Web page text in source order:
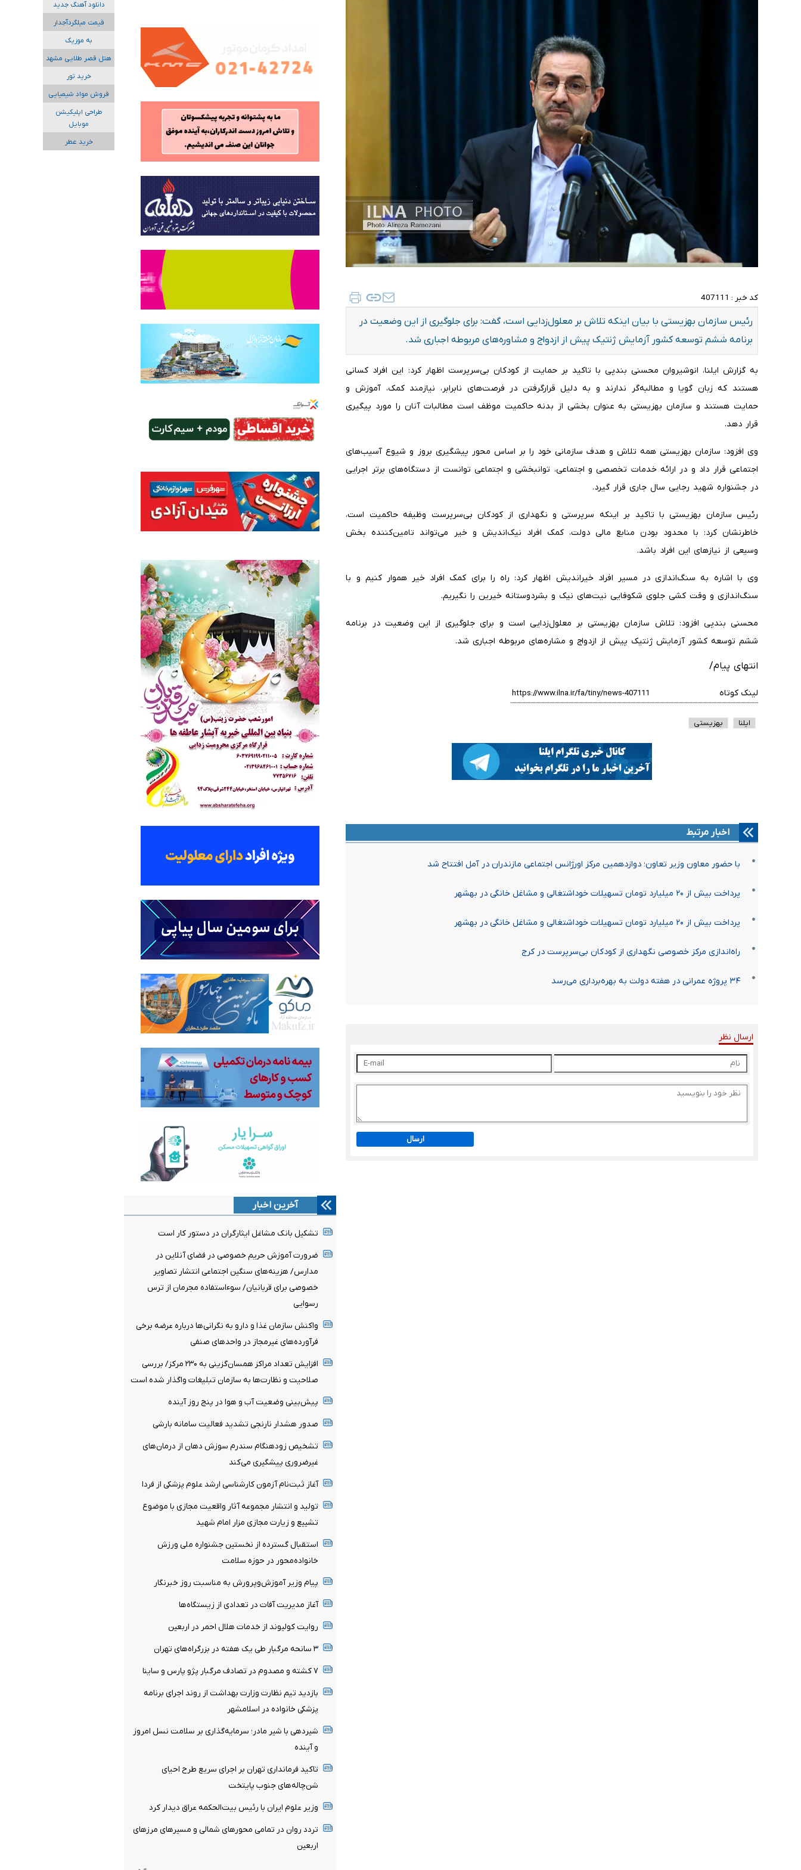
کد خبر : 407111
رئیس سازمان بهزیستی با بیان اینکه تلاش بر معلول‌زدایی است، گفت:‌ برای جلوگیری از این وضعیت در
برنامه ششم توسعه کشور آزمایش ژنتیک پیش از ازدواج و مشاوره‌های مربوطه اجباری شد.
به گزارش ایلنا، انوشیروان محسنی بندپی با تاکید بر حمایت از کودکان بی‌سرپرست اظهار کرد: این افراد کسانی
هستند که زبان گویا و مطالبه‌گر ندارند و به دلیل قرارگرفتن در فرصت‌های نابرابر، نیازمند کمک، آموزش و
حمایت هستند و سازمان بهزیستی به عنوان بخشی از بدنه حاکمیت موظف است مطالبات آنان را مورد پیگیری
قرار دهد.
وی افزود: سازمان بهزیستی همه تلاش و هدف سازمانی خود را بر اساس محور پیشگیری بروز و شیوع آسیب‌های
اجتماعی قرار داد و در ارائه خدمات تخصصی و اجتماعی، توانبخشی و اجتماعی توانست از دستگاه‌های برتر اجرایی
در جشنواره شهید رجایی سال جاری قرار گیرد.
رئیس سازمان بهزیستی با تاکید بر اینکه سرپرستی و نگهداری از کودکان بی‌سرپرست وظیفه حاکمیت است،
خاطرنشان کرد: با محدود بودن منابع مالی دولت، کمک افراد نیک‌اندیش و خیر می‌تواند تامین‌کننده بخش
وسیعی از نیازهای این افراد باشد.
وی با اشاره به سنگ‌اندازی در مسیر افراد خیراندیش اظهار کرد: راه را برای کمک افراد خیر هموار کنیم و با
سنگ‌اندازی و وقت کشی جلوی شکوفایی نیت‌های نیک و بشردوستانه خیرین را نگیریم.
محسنی بندپی افزود: تلاش سازمان بهزیستی بر معلول‌زدایی است و برای جلوگیری از این وضعیت در برنامه
ششم توسعه کشور آزمایش ژنتیک پیش از ازدواج و مشاره‌های مربوطه اجباری شد.
انتهای پیام/
لینک کوتاه
ایلنا بهزیستی
اخبار مرتبط
با حضور معاون وزیر تعاون؛ دوازدهمین مرکز اورژانس اجتماعی مازندران در آمل افتتاح شد
پرداخت بیش از ۲۰ میلیارد تومان تسهیلات خوداشتغالی و مشاغل خانگی در بهشهر
پرداخت بیش از ۲۰ میلیارد تومان تسهیلات خوداشتغالی و مشاغل خانگی در بهشهر
راه‌اندازی مرکز خصوصی نگهداری از کودکان بی‌سرپرست در کرج
۳۴ پروژه عمرانی در هفته دولت به بهره‌برداری می‌رسد
ارسال نظر
ارسال
آخرین اخبار
تشکیل بانک مشاغل ایثارگران در دستور کار است
ضرورت آموزش حریم خصوصی در فضای آنلاین در
مدارس/ هزینه‌های سنگین اجتماعی انتشار تصاویر
خصوصی برای قربانیان/ سوءاستفاده مجرمان از ترس
رسوایی
واکنش سازمان غذا و دارو به نگرانی‌ها درباره عرضه برخی
فرآورده‌های غیرمجاز در واحدهای صنفی
افزایش تعداد مراکز همسان‌گزینی به ۲۳۰ مرکز/ بررسی
صلاحیت و نظارت‌ها به سازمان تبلیغات واگذار شده است
پیش‌بینی وضعیت آب و هوا در پنج روز آینده
صدور هشدار نارنجی تشدید فعالیت سامانه بارشی
تشخیص زودهنگام سندرم سوزش دهان از درمان‌های
غیرضروری پیشگیری می‌کند
آغاز ثبت‌نام‌ آزمون کارشناسی ارشد علوم پزشکی از فردا
تولید و انتشار مجموعه آثار واقعیت مجازی با موضوع
تشییع و زیارت مجازی مزار امام شهید
استقبال گسترده از نخستین جشنواره ملی ورزش
خانواده‌محور در حوزه سلامت
پیام وزیر آموزش‌وپرورش به مناسبت روز خبرنگار
آغاز مدیریت آفات در تعدادی از زیستگاه‌ها
روایت کولیوند از خدمات هلال احمر در اربعین
۳ سانحه مرگبار طی یک هفته در بزرگراه‌های تهران
۷ کشته و مصدوم در تصادف مرگبار پژو پارس و ساینا
بازدید تیم نظارت وزارت بهداشت از روند اجرای برنامه
پزشکی خانواده در اسلامشهر
شیردهی با شیر مادر؛ سرمایه‌گذاری بر سلامت نسل امروز
و آینده
تاکید فرمانداری تهران بر اجرای سریع طرح احیای
شن‌چاله‌های جنوب پایتخت
وزیر علوم ایران با رئیس بیت‌الحکمه عراق دیدار کرد
تردد روان در تمامی محورهای شمالی و مسیرهای مرزهای
اربعین
دانلود آهنگ جدید
قیمت میلگردآجدار
به موزیک
هتل قصر طلایی مشهد
خرید تور
فروش مواد شیمیایی
طراحی اپلیکیشن
موبایل
خرید عطر